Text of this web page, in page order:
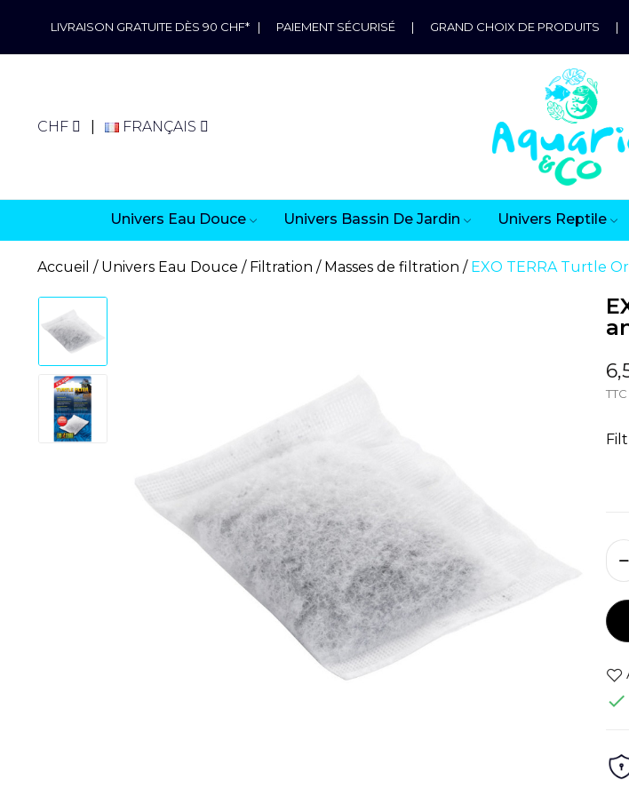
LIVRAISON GRATUITE DÈS 90 CHF* | PAIEMENT SÉCURISÉ | GRAND CHOIX DE PRODUITS |
CHF FRANÇAIS
Univers Eau Douce Univers Bassin De Jardin Univers Reptile
Accueil Univers Eau Douce Filtration Masses de filtration EXO TERRA Turtle
TTC
